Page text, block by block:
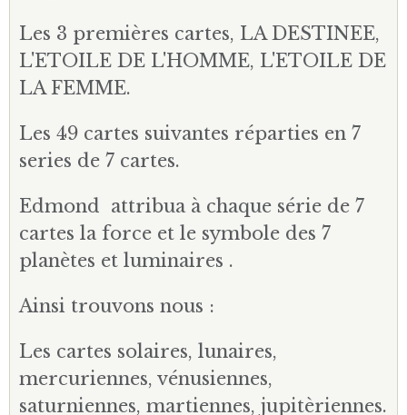
Les 3 premières cartes, LA DESTINEE,
L'ETOILE DE L'HOMME, L'ETOILE DE
LA FEMME.
Les 49 cartes suivantes réparties en 7
series de 7 cartes.
Edmond attribua à chaque série de 7
cartes la force et le symbole des 7
planètes et luminaires .
Ainsi trouvons nous :
Les cartes solaires, lunaires,
mercuriennes, vénusiennes,
saturniennes, martiennes, jupitèriennes.